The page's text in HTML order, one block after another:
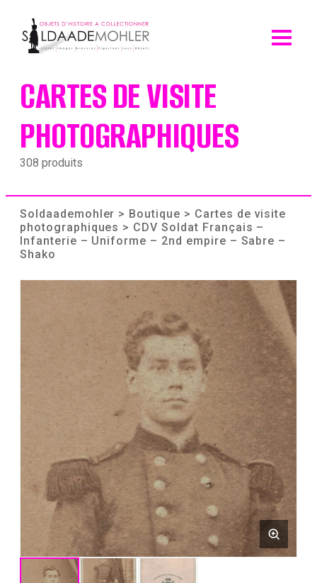
content
CARTES DE VISITE
PHOTOGRAPHIQUES
308 produits
Soldaademohler > Boutique > Cartes de visite
photographiques > CDV Soldat Français –
Infanterie – Uniforme – 2nd empire – Sabre –
Shako